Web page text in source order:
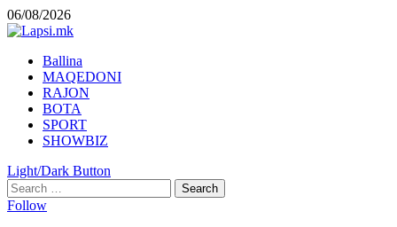
Skip
to
06/08/2026
Primary
Menu
Ballina
MAQEDONI
RAJON
BOTA
SPORT
SHOWBIZ
Light/Dark Button
Search
for:
Follow